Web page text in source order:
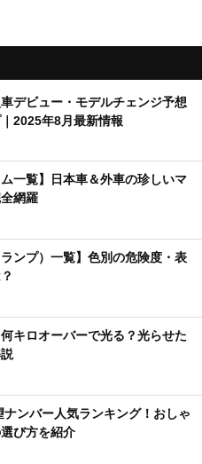
車デビュー・モデルチェンジ予想
2025年8月最新情報
ム一覧】日本車＆外車の珍しいマ
網羅
ランプ）一覧】色別の危険度・表
キロオーバーで光る？光らせた
ナンバー人気ランキング！おしゃ
び方を紹介